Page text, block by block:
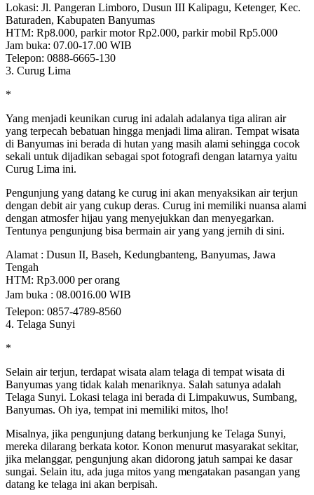
Lokasi: Jl. Pangeran Limboro, Dusun III Kalipagu, Ketenger, Kec.
Baturaden, Kabupaten Banyumas
HTM: Rp8.000, parkir motor Rp2.000, parkir mobil Rp5.000
Jam buka: 07.00-17.00 WIB
Telepon: 0888-6665-130
3. Curug Lima
*
Yang menjadi keunikan curug ini adalah adalanya tiga aliran air
yang terpecah bebatuan hingga menjadi lima aliran. Tempat wisata
di Banyumas ini berada di hutan yang masih alami sehingga cocok
sekali untuk dijadikan sebagai spot fotografi dengan latarnya yaitu
Curug Lima ini.
Pengunjung yang datang ke curug ini akan menyaksikan air terjun
dengan debit air yang cukup deras. Curug ini memiliki nuansa alami
dengan atmosfer hijau yang menyejukkan dan menyegarkan.
Tentunya pengunjung bisa bermain air yang yang jernih di sini.
Alamat : Dusun II, Baseh, Kedungbanteng, Banyumas, Jawa
Tengah
HTM: Rp3.000 per orang
Jam buka : 08.0016.00 WIB
Telepon: 0857-4789-8560
4. Telaga Sunyi
*
Selain air terjun, terdapat wisata alam telaga di tempat wisata di
Banyumas yang tidak kalah menariknya. Salah satunya adalah
Telaga Sunyi. Lokasi telaga ini berada di Limpakuwus, Sumbang,
Banyumas. Oh iya, tempat ini memiliki mitos, lho!
Misalnya, jika pengunjung datang berkunjung ke Telaga Sunyi,
mereka dilarang berkata kotor. Konon menurut masyarakat sekitar,
jika melanggar, pengunjung akan didorong jatuh sampai ke dasar
sungai. Selain itu, ada juga mitos yang mengatakan pasangan yang
datang ke telaga ini akan berpisah.